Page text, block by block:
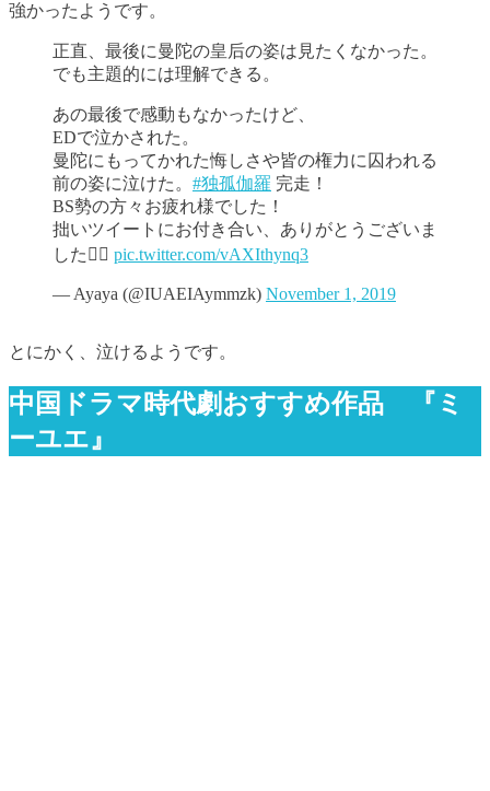
強かったようです。
正直、最後に曼陀の皇后の姿は見たくなかった。
でも主題的には理解できる。
あの最後で感動もなかったけど、
EDで泣かされた。
曼陀にもってかれた悔しさや皆の権力に囚われる
前の姿に泣けた。 #独孤伽羅 完走！
BS勢の方々お疲れ様でした！
拙いツイートにお付き合い、ありがとうございま
した🙇‍♀️ pic.twitter.com/vAXIthynq3
— Ayaya (@IUAEIAymmzk) November 1, 2019
とにかく、泣けるようです。
中国ドラマ時代劇おすすめ作品 『ミ
ーユエ』